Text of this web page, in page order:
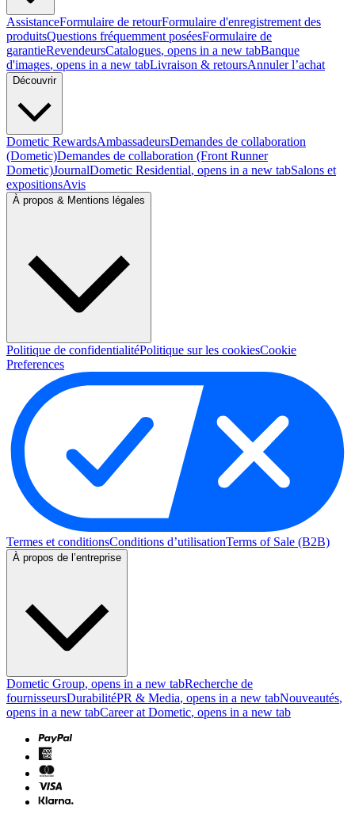
AssistanceFormulaire de retourFormulaire d'enregistrement des
produitsQuestions fréquemment poséesFormulaire de
garantieRevendeursCatalogues, opens in a new tabBanque
d'images, opens in a new tabLivraison & retoursAnnuler l’achat
Découvrir
Dometic RewardsAmbassadeursDemandes de collaboration
(Dometic)Demandes de collaboration (Front Runner
Dometic)JournalDometic Residential, opens in a new tabSalons et
expositionsAvis
À propos & Mentions légales
Politique de confidentialitéPolitique sur les cookiesCookie
Preferences
Termes et conditionsConditions d’utilisationTerms of Sale (B2B)
À propos de l’entreprise
Dometic Group, opens in a new tabRecherche de
fournisseursDurabilitéPR & Media, opens in a new tabNouveautés,
opens in a new tabCareer at Dometic, opens in a new tab